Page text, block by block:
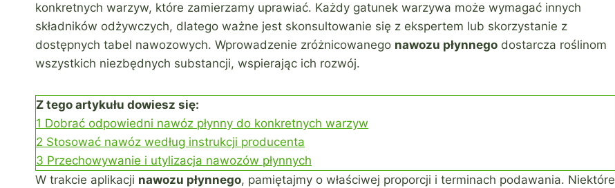
konkretnych warzyw, które zamierzamy uprawiać. Każdy gatunek warzywa może wymagać innych
składników odżywczych, dlatego ważne jest skonsultowanie się z ekspertem lub skorzystanie z
dostępnych tabel nawozowych. Wprowadzenie zróżnicowanego nawozu płynnego dostarcza roślinom
wszystkich niezbędnych substancji, wspierając ich rozwój.
Z tego artykułu dowiesz się:
1 Dobrać odpowiedni nawóz płynny do konkretnych warzyw
2 Stosować nawóz według instrukcji producenta
3 Przechowywanie i utylizacja nawozów płynnych
W trakcie aplikacji nawozu płynnego, pamiętajmy o właściwej proporcji i terminach podawania. Niektóre